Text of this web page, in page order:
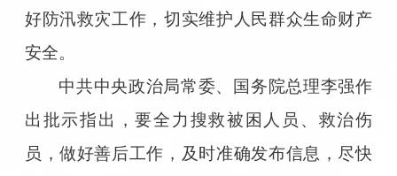
好防汛救灾工作，切实维护人民群众生命财产
安全。
中共中央政治局常委、国务院总理李强作
出批示指出，要全力搜救被困人员、救治伤
员，做好善后工作，及时准确发布信息，尽快